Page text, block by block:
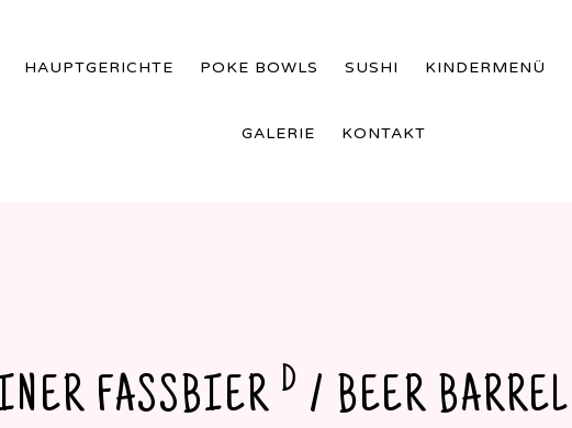
HAUPTGERICHTE POKE BOWLS SUSHI KINDERMENÜ
GALERIE KONTAKT
FASSBIER D / BEER BARREL